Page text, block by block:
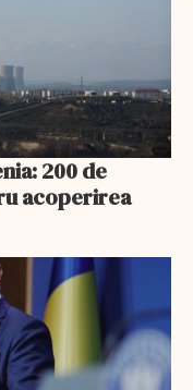
200 de
acoperirea